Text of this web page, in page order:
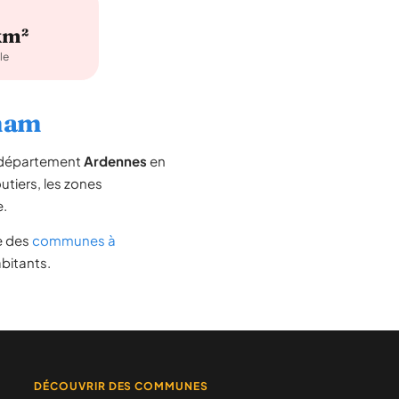
Ardennes en
les zones
des communes à
DÉCOUVRIR DES COMMUNES